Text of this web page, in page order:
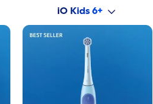
iO Kids 6+